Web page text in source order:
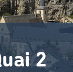
2